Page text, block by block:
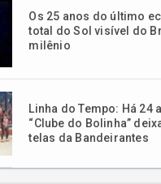
Os 25 anos do último
total do Sol visível do
milênio
Linha do Tempo: Há 24
“Clube do Bolinha”
telas da Bandeirantes